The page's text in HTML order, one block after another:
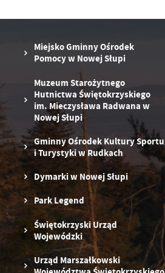
Miejsko Gminny Ośrodek
Pomocy w Nowej Słupi
Muzeum Starożytnego
Hutnictwa Świętokrzyskiego
im. Mieczysława Radwana w
Nowej Słupi
Gminny Ośrodek Kultury Sportu
i Turystyki w Rudkach
Dymarki w Nowej Słupi
Park Legend
Świętokrzyski Urząd
Wojewódzki
Urząd Marszałkowski